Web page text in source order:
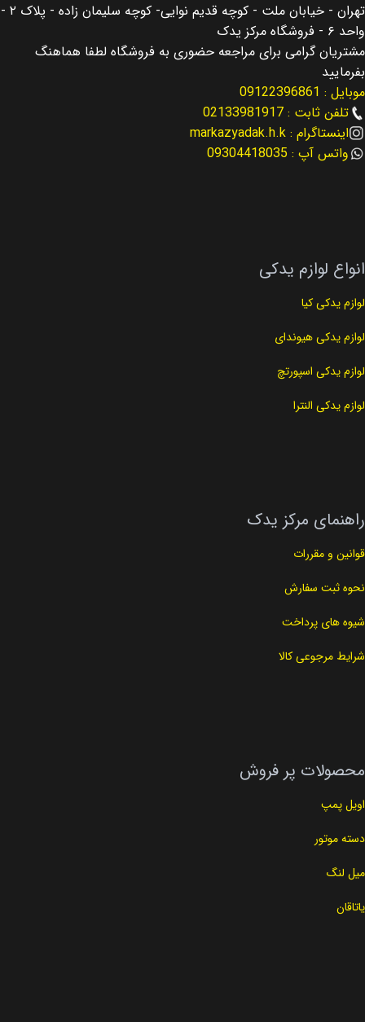
مناسب برای سال
2013 – 2016
نوع لوازم لوازم موتوری
مناسب برای سانتافه Santafe
تهران - خیابان ملت - کوچه قدیم نوایی- کوچه سلیمان زاده - پلاک ۲ -
واحد ۶ - فروشگاه مرکز یدک
مشتریان گرامی برای مراجعه حضوری به فروشگاه لطفا هماهنگ
بفرمایید
موبایل : 09122396861
تلفن ثابت : 02133981917
اینستاگرام : markazyadak.h.k
واتس آپ : 09304418035
انواع لوازم یدکی
لوازم یدکی کیا
لوازم یدکی هیوندای
لوازم یدکی اسپورتچ
لوازم یدکی النترا
راهنمای مرکز یدک
قوانین و مقررات
نحوه ثبت سفارش
شیوه های پرداخت
شرایط مرجوعی کالا
محصولات پر فروش
اویل پمپ
دسته موتور
میل لنگ
یاتاقان